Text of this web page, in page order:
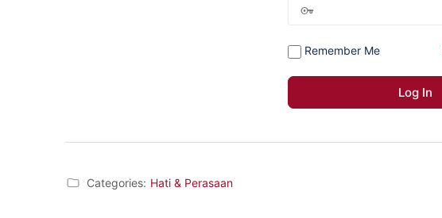
Remember Me
Categories: Hati & Perasaan